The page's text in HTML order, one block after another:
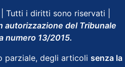
Tutti i diritti sono riservati |
autorizzazione del Tribunale
numero 13/2015.
parziale, degli articoli senza la